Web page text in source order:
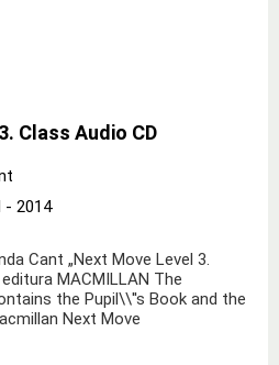
Class Audio CD
- 2014
Cant „Next Move Level 3.
MACMILLAN The
the Pupil\\''s Book and the
Next Move